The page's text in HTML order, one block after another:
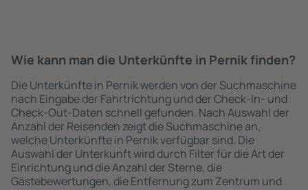
Wie kann man die Unterkünfte in Pernik finden?
Die Unterkünfte in Pernik werden von der Suchmaschine
nach Eingabe der Fahrtrichtung und der Check-In- und
Check-Out-Daten schnell gefunden. Nach Auswahl der
Anzahl der Reisenden zeigt die Suchmaschine an,
welche Unterkünfte in Pernik verfügbar sind. Die
Auswahl der Unterkunft wird durch Filter für die Art der
Einrichtung und die Anzahl der Sterne, die
Gästebewertungen, die Entfernung zum Zentrum und